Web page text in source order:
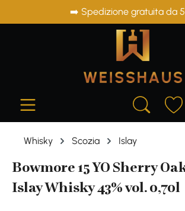
➡️ Spedizione gratuita da
Whisky Scozia Islay
Bowmore 15 YO Sherry
Islay Whisky 43% vol. 0,70l